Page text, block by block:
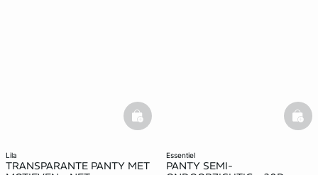
lila
TRANSPARANTE PANTY MET
basketfull
essentiel
PANTY SEMI-